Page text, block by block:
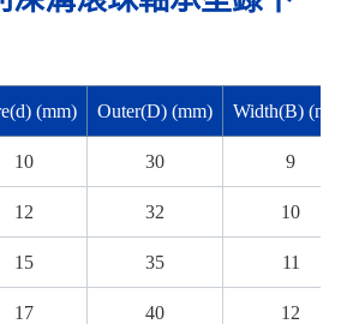
(mm) Outer(D) (mm) Width(B) (mm)
10 30 9
12 32 10
15 35 11
17 40 12